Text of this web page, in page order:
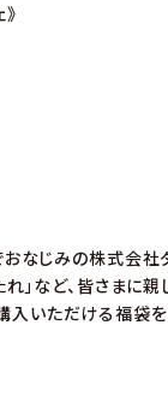
おなじみの株式会社
れ」など、皆さま
いただける福袋を